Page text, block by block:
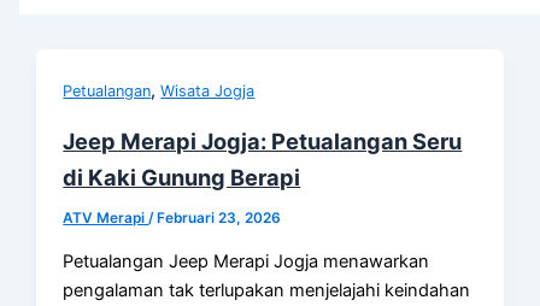
Petualangan,Wisata Jogja
Jeep Merapi Jogja: Petualangan Seru
di Kaki Gunung Berapi
ATV Merapi/ Februari 23, 2026
Petualangan Jeep Merapi Jogja menawarkan
pengalaman tak terlupakan menjelajahi keindahan